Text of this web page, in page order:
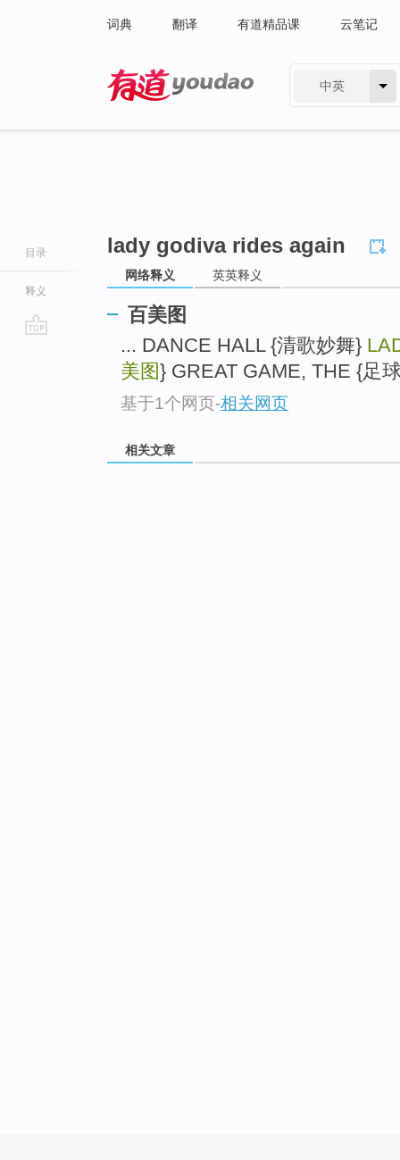
词典 翻译 有道精品课 云笔记
中英
目录
释义
lady godiva rides again
网络释义 英英释义
百美图
... DANCE HALL {清歌妙舞}
美图 } GREAT GAME, THE {足
基于1个网页-相关网页
相关文章